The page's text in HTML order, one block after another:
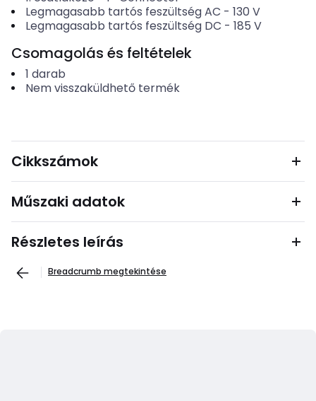
Legmagasabb tartós feszültség AC - 130 V
Legmagasabb tartós feszültség DC - 185 V
Csomagolás és feltételek
1 darab
Nem visszaküldhető termék
Cikkszámok
Műszaki adatok
Részletes leírás
Breadcrumb megtekintése